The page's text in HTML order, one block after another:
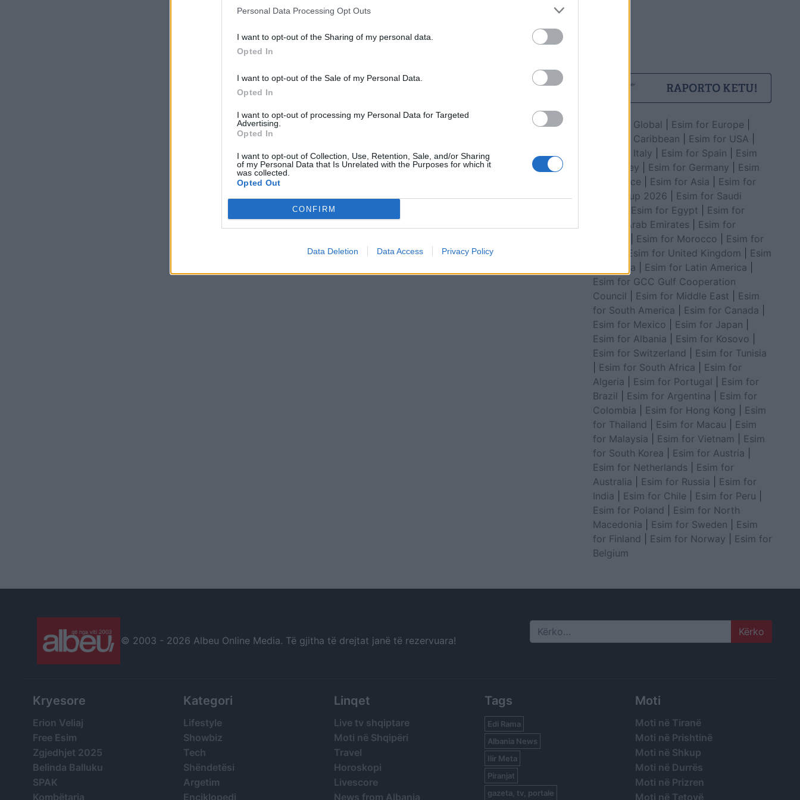
Personal Data Processing Opt Outs
I want to opt-out of the Sharing of my personal data.
Opted In
I want to opt-out of the Sale of my Personal Data.
Opted In
I want to opt-out of processing my Personal Data for Targeted
Advertising.
Opted In
I want to opt-out of Collection, Use, Retention, Sale, and/or Sharing
of my Personal Data that Is Unrelated with the Purposes for which it
was collected.
Opted Out
CONFIRM
Data Deletion Data Access Privacy Policy
Esim for Global Esim for Europe
Esim for Caribbean
Esim for USA
Esim for Italy
Esim for Spain
Esim
for Turkey
Esim for Germany
Esim
for Greece
Esim for Asia
Esim for
World Cup 2026
Esim for Saudi
Esim for Egypt
Esim for
United Arab Emirates
Esim for
Esim for Morocco
Esim for
Esim for United Kingdom
Esim
for Africa
Esim for Latin America
Esim for GCC Gulf Cooperation
Council
Esim for Middle East
Esim
for South America
Esim for Canada
Esim for Mexico
Esim for Japan
Esim for Albania
Esim for Kosovo
Esim for Switzerland
Esim for Tunisia
Esim for South Africa
Esim for
Algeria
Esim for Portugal
Esim for
Brazil
Esim for Argentina
Esim for
Colombia
Esim for Hong Kong
Esim
for Thailand
Esim for Macau
Esim
for Malaysia
Esim for Vietnam
Esim
for South Korea
Esim for Austria
Esim for Netherlands
Esim for
Australia
Esim for Russia
Esim for
India
Esim for Chile Esim for Peru
Esim for Poland
Esim for North
Macedonia
Esim for Sweden
Esim
for Finland
Esim for Norway
Esim for
Belgium
© 2003 - 2026 Albeu Online Media. Të gjitha të drejtat janë të rezervuara! Search
Kryesore
Erion Veliaj
Free Esim
Zgjedhjet 2025
Belinda Balluku
SPAK
Kombëtarja
Kategori
Lifestyle
Showbiz
Tech
Shëndetësi
Argetim
Enciklopedi
Linqet
Live tv shqiptare
Moti në Shqipëri
Travel
Horoskopi
Livescore
News from Albania
Tags
Edi Rama
Albania News
Ilir Meta
Piranjat
gazeta, tv, portale
Moti
Moti në Tiranë
Moti në Prishtinë
Moti në Shkup
Moti në Durrës
Moti në Prizren
Moti në Tetovë